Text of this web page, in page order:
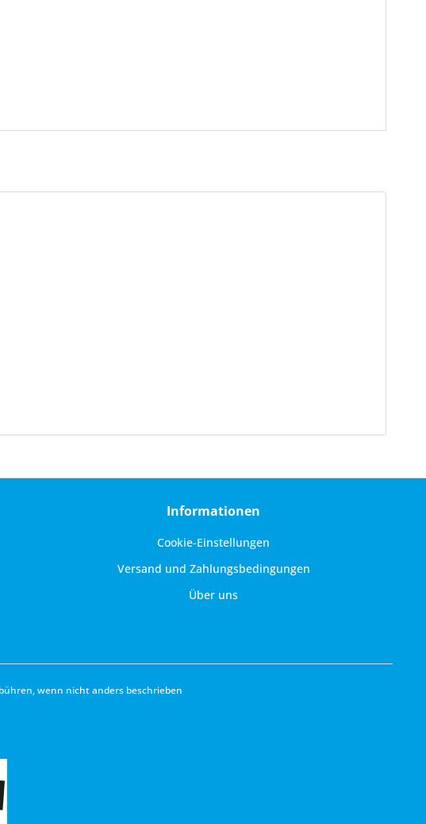
Informationen
Cookie-Einstellungen
Versand und Zahlungsbedingungen
Über uns
wenn nicht anders beschrieben